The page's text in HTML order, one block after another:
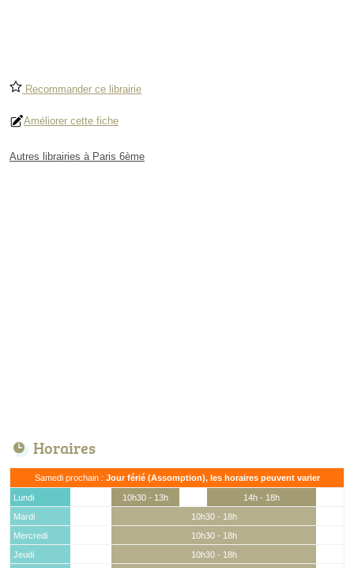
Recommander ce librairie
Améliorer cette fiche
Autres librairies à Paris 6ème
Horaires
Samedi prochain : Jour férié (Assomption), les horaires peuvent varier
Lundi 10h30 - 13h
14h - 18h
Mardi
10h30 - 18h
Mercredi
10h30 - 18h
Jeudi
10h30 - 18h